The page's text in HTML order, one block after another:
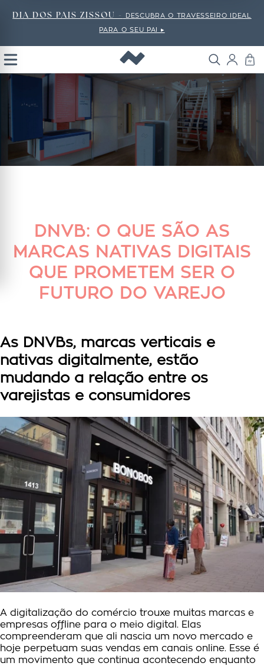
DIA DOS PAIS ZISSOU - DESCUBRA O TRAVESSEIRO IDEAL
PARA O SEU PAI ▸
Open
DNVB: O QUE SÃO AS
MARCAS NATIVAS DIGITAIS
QUE PROMETEM SER O
FUTURO DO VAREJO
As DNVBs, marcas verticais e
nativas digitalmente, estão
mudando a relação entre os
varejistas e consumidores
A digitalização do comércio trouxe muitas marcas e
empresas offline para o meio digital. Elas
compreenderam que ali nascia um novo mercado e
hoje perpetuam suas vendas em canais online. Esse é
um movimento que continua acontecendo enquanto